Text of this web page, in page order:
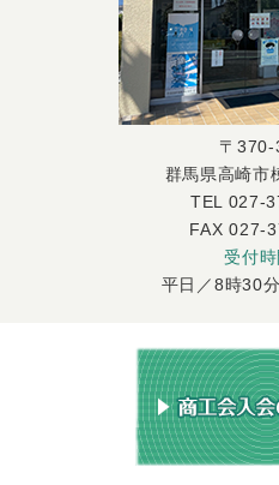
〒370-
群馬県高崎市
TEL 027-
FAX 027-
受付時
平日／8時30